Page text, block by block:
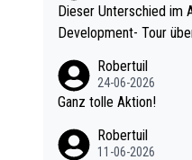
Dieser Unterschied im
Development- Tour
e mal 40+ erst recht. Da gewinnst keinen Blumentopf - ist ja n
och krasser wie ein Pokalspiel eines Kreisligisten vs einem Bu
Robertuil
24-06-2026
Ganz tolle Aktion!
Robertuil
11-06-2026